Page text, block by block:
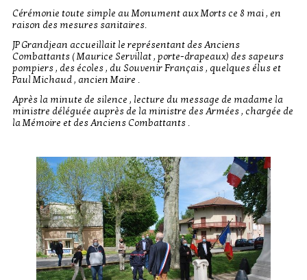
Cérémonie toute simple au Monument aux Morts ce 8 mai , en
raison des mesures sanitaires.
JP Grandjean accueillait le représentant des Anciens
Combattants ( Maurice Servillat , porte-drapeaux) des sapeurs
pompiers , des écoles , du Souvenir Français , quelques élus et
Paul Michaud , ancien Maire .
Après la minute de silence , lecture du message de madame la
ministre déléguée auprès de la ministre des Armées , chargée de
la Mémoire et des Anciens Combattants .